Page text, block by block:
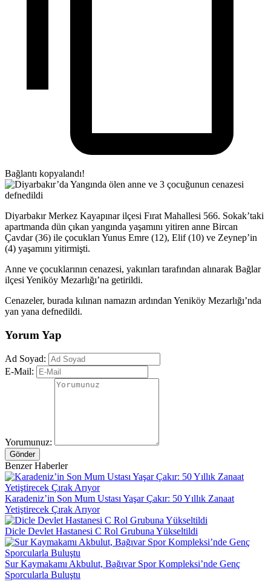
Bağlantı kopyalandı!
Diyarbakır Merkez Kayapınar ilçesi Fırat Mahallesi 566. Sokak’taki
apartmanda dün çıkan yangında yaşamını yitiren anne Bircan
Çavdar (36) ile çocukları Yunus Emre (12), Elif (10) ve Zeynep’in
(4) yaşamını yitirmişti.
Anne ve çocuklarının cenazesi, yakınları tarafından alınarak Bağlar
ilçesi Yeniköy Mezarlığı’na getirildi.
Cenazeler, burada kılınan namazın ardından Yeniköy Mezarlığı’nda
yan yana defnedildi.
Yorum Yap
Ad Soyad:
E-Mail:
Yorumunuz:
Gönder
Benzer Haberler
Karadeniz’in Son Mum Ustası Yaşar Çakır: 50 Yıllık Zanaat
Yetiştirecek Çırak Arıyor
Dicle Devlet Hastanesi C Rol Grubuna Yükseltildi
Sur Kaymakamı Akbulut, Bağıvar Spor Kompleksi’nde Genç
Sporcularla Buluştu